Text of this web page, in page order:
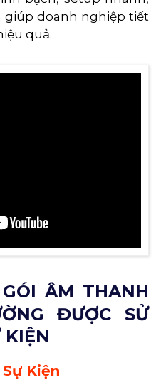
giúp doanh nghiệp tiết
quả.
ÂM THANH
ĐƯỢC SỬ
KIỆN
Kiện